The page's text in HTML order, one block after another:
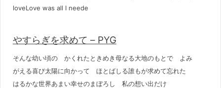
loveLove was all I neede
やすらぎを求めて – PYG
そんな幼い頃の かくれたときめき母なる大地のもとで よみ
がえる喜び太陽に向かって ほとばしる誰もが求めて忘れた
はるかな世界あまい幸せのまぼろし 私の想い出だけ